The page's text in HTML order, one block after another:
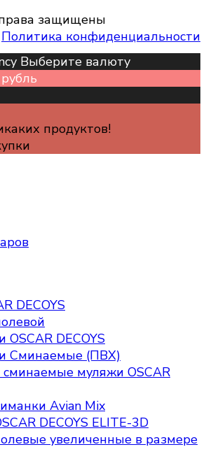
права защищены
Политика конфиденциальности
Выберите валюту
продуктов!
DECOYS
DECOYS
Сминаемые (ПВХ)
муляжи OSCAR
Avian Mix
DECOYS ELITE-3D
увеличенные в размере